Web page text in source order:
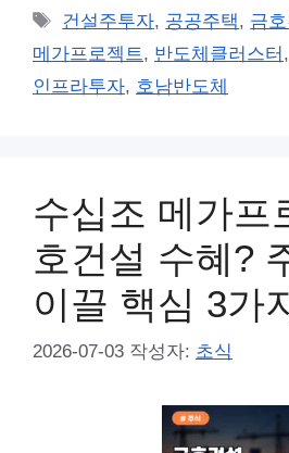
테
리
태
그
건설주투자, 공공주택, 금
메가프로젝트 , 반도체클러스터 ,
인프라투자, 호남반도체
수십조 메가프
호건설 수혜?
이끌 핵심 3가
2026-07-03 작성자: 초식